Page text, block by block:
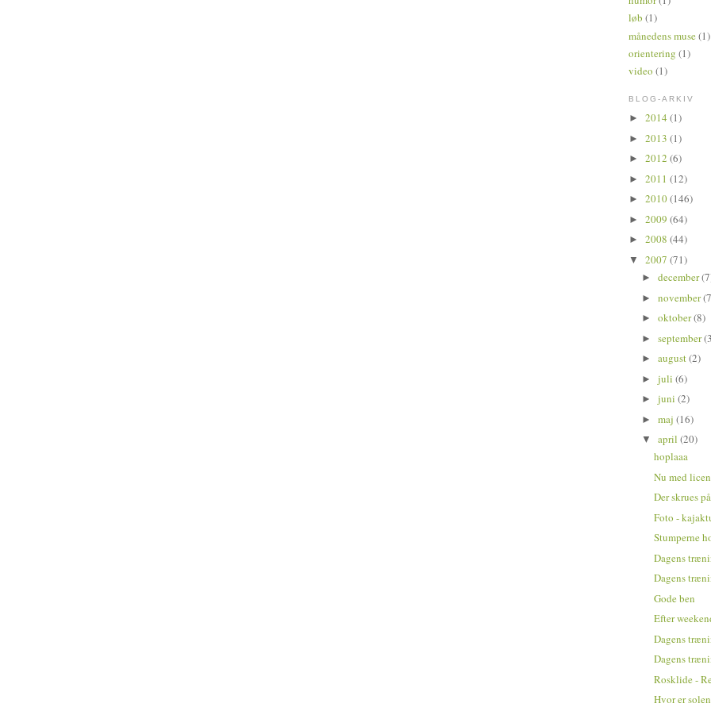
løb (1)
månedens muse(1)
orientering (1)
video (1)
BLOG-ARKIV
► 2014 (1)
► 2013 (1)
► 2012 (6)
► 2011 (12)
► 2010(146)
► 2009 (64)
► 2008 (44)
▼ 2007 (71)
► december
► november
► oktober(8)
► september
► august(2)
► juli (6)
► juni (2)
► maj (16)
▼ april (20)
hoplaaa
Nu med
Der skrues
Foto -
Stumperne
Dagens
Dagens
Gode ben
Efter
Dagens
Dagens
Rosklide -
Hvor er